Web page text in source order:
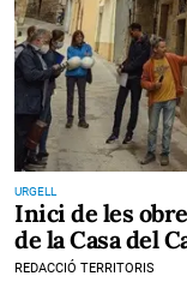
URGELL
Inici de les
de la Casa del
REDACCIÓ TERRITORIS